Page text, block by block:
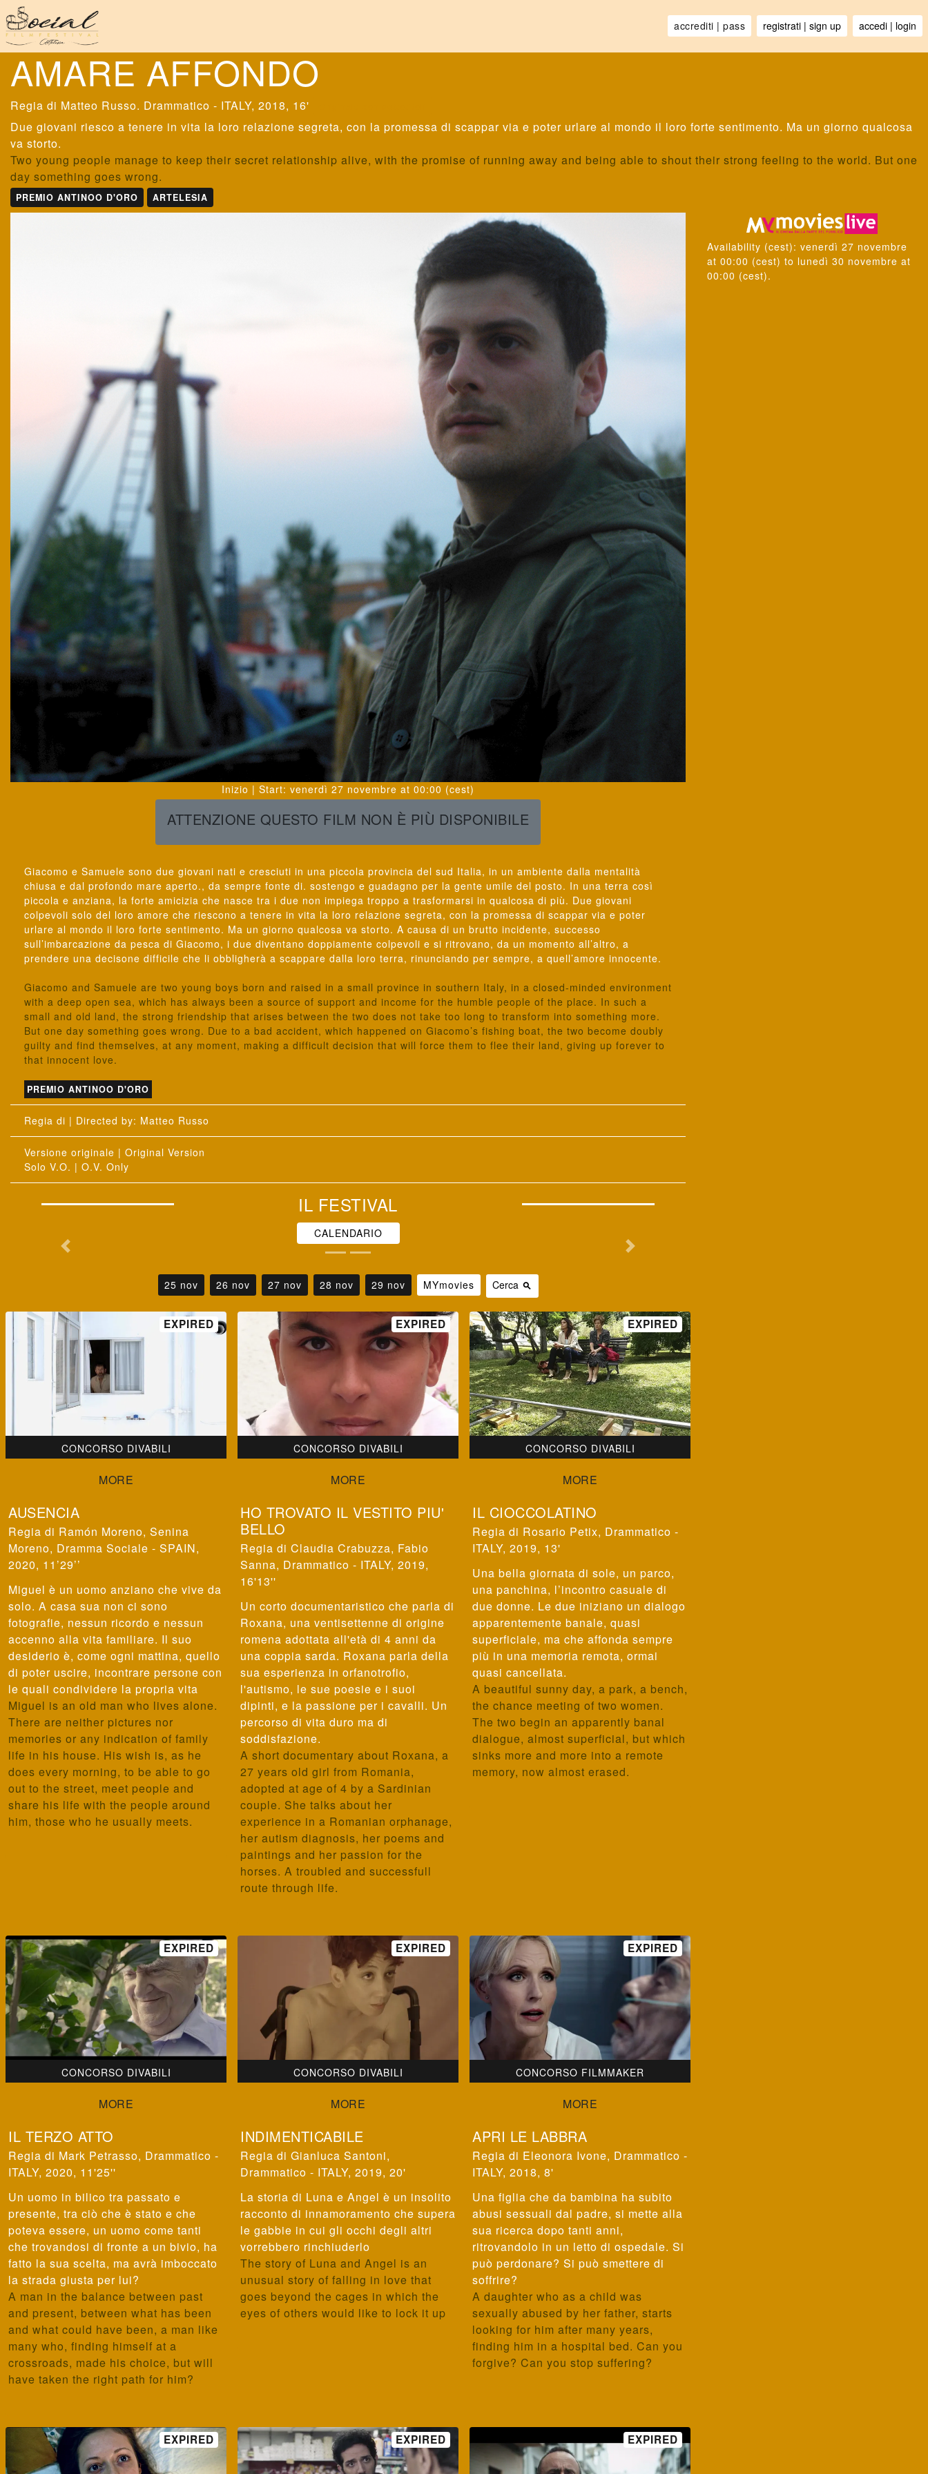
AMARE AFFONDO
Matteo Russo. Drammatico - ITALY, 2018, 16'
Due giovani riesco a tenere in vita la loro relazione segreta, con la promessa di scappar via e poter urlare al mondo il loro forte sentimento. Ma un giorno qualcosa
va storto.
Two young people manage to keep their secret relationship alive, with the promise of running away and being able to shout their strong feeling to the world. But one
day something goes wrong.
PREMIO ANTINOO D'ORO ARTELESIA
Inizio | Start: venerdì 27 novembre at 00:00 (cest)
ATTENZIONE QUESTO FILM NON È PIÙ DISPONIBILE
Giacomo e Samuele sono due giovani nati e cresciuti in una piccola provincia del sud Italia, in un ambiente dalla mentalità
chiusa e dal profondo mare aperto., da sempre fonte di. sostengo e guadagno per la gente umile del posto. In una terra così
piccola e anziana, la forte amicizia che nasce tra i due non impiega troppo a trasformarsi in qualcosa di più. Due giovani
colpevoli solo del loro amore che riescono a tenere in vita la loro relazione segreta, con la promessa di scappar via e poter
urlare al mondo il loro forte sentimento. Ma un giorno qualcosa va storto. A causa di un brutto incidente, successo
sull’imbarcazione da pesca di Giacomo, i due diventano doppiamente colpevoli e si ritrovano, da un momento all’altro, a
prendere una decisone difficile che li obbligherà a scappare dalla loro terra, rinunciando per sempre, a quell’amore innocente.
Giacomo and Samuele are two young boys born and raised in a small province in southern Italy, in a closed-minded environment
with a deep open sea, which has always been a source of support and income for the humble people of the place. In such a
small and old land, the strong friendship that arises between the two does not take too long to transform into something more.
But one day something goes wrong. Due to a bad accident, which happened on Giacomo’s fishing boat, the two become doubly
guilty and find themselves, at any moment, making a difficult decision that will force them to flee their land, giving up forever to
that innocent love.
PREMIO ANTINOO D'ORO
: Matteo Russo
CALENDARIO
25 nov 26 nov 27 nov 28 nov 29 nov MYmovies Cerca search
CONCORSO DIVABILI
AUSENCIA
Ramón Moreno, Senina
Moreno, Dramma Sociale - SPAIN,
2020, 11’29’’
Miguel è un uomo anziano che vive da
solo. A casa sua non ci sono
fotografie, nessun ricordo e nessun
accenno alla vita familiare. Il suo
desiderio è, come ogni mattina, quello
di poter uscire, incontrare persone con
le quali condividere la propria vita
Miguel is an old man who lives alone.
There are neither pictures nor
memories or any indication of family
life in his house. His wish is, as he
does every morning, to be able to go
out to the street, meet people and
share his life with the people around
him, those who he usually meets.
CONCORSO DIVABILI
HO TROVATO IL VESTITO PIU'
BELLO
Claudia Crabuzza, Fabio
Sanna, Drammatico - ITALY, 2019,
16'13''
Un corto documentaristico che parla di
Roxana, una ventisettenne di origine
romena adottata all'età di 4 anni da
una coppia sarda. Roxana parla della
sua esperienza in orfanotrofio,
l'autismo, le sue poesie e i suoi
dipinti, e la passione per i cavalli. Un
percorso di vita duro ma di
soddisfazione.
A short documentary about Roxana, a
27 years old girl from Romania,
adopted at age of 4 by a Sardinian
couple. She talks about her
experience in a Romanian orphanage,
her autism diagnosis, her poems and
paintings and her passion for the
horses. A troubled and successfull
route through life.
CONCORSO DIVABILI
IL CIOCCOLATINO
Rosario Petix, Drammatico -
ITALY, 2019, 13'
Una bella giornata di sole, un parco,
una panchina, l’incontro casuale di
due donne. Le due iniziano un dialogo
apparentemente banale, quasi
superficiale, ma che affonda sempre
più in una memoria remota, ormai
quasi cancellata.
A beautiful sunny day, a park, a bench,
the chance meeting of two women.
The two begin an apparently banal
dialogue, almost superficial, but which
sinks more and more into a remote
memory, now almost erased.
CONCORSO DIVABILI
IL TERZO ATTO
Mark Petrasso, Drammatico -
ITALY, 2020, 11'25''
Un uomo in bilico tra passato e
presente, tra ciò che è stato e che
poteva essere, un uomo come tanti
che trovandosi di fronte a un bivio, ha
fatto la sua scelta, ma avrà imboccato
la strada giusta per lui?
A man in the balance between past
and present, between what has been
and what could have been, a man like
many who, finding himself at a
crossroads, made his choice, but will
have taken the right path for him?
CONCORSO DIVABILI
INDIMENTICABILE
Gianluca Santoni,
Drammatico - ITALY, 2019, 20'
La storia di Luna e Angel è un insolito
racconto di innamoramento che supera
le gabbie in cui gli occhi degli altri
vorrebbero rinchiuderlo
The story of Luna and Angel is an
unusual story of falling in love that
goes beyond the cages in which the
eyes of others would like to lock it up
CONCORSO FILMMAKER
APRI LE LABBRA
Eleonora Ivone, Drammatico -
ITALY, 2018, 8'
Una figlia che da bambina ha subito
abusi sessuali dal padre, si mette alla
sua ricerca dopo tanti anni,
ritrovandolo in un letto di ospedale. Si
può perdonare? Si può smettere di
soffrire?
A daughter who as a child was
sexually abused by her father, starts
looking for him after many years,
finding him in a hospital bed. Can you
forgive? Can you stop suffering?
Availability (cest): venerdì 27 novembre
at 00:00 (cest) to lunedì 30 novembre at
00:00 (cest).